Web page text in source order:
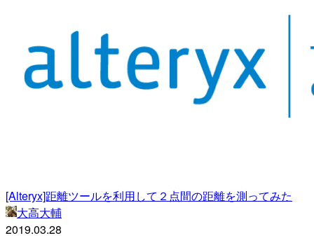
[Alteryx]距離ツールを利用して２点間の距離を測ってみた
大高大輔
2019.03.28